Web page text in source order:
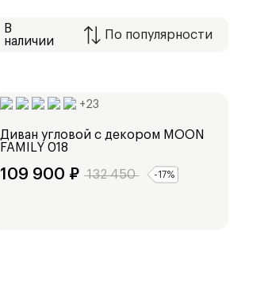
В
наличии
По популярности
+23
Диван угловой с декором MOON
FAMILY 018
109 900 ₽ 132 450 -17%